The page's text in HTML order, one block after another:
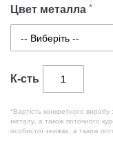
Цвет металла
К-сть
*Вартість конкретного виробу
металу, а також поточного
особистої знижки, а також